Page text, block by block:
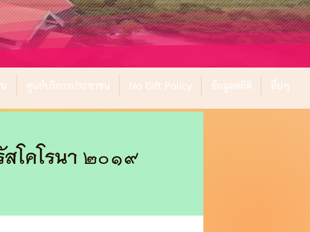
ศูนย์บริการประชาชน No Gift Policy ข้อมูลสถิติ อื่นๆ
สโคโรนา 2019